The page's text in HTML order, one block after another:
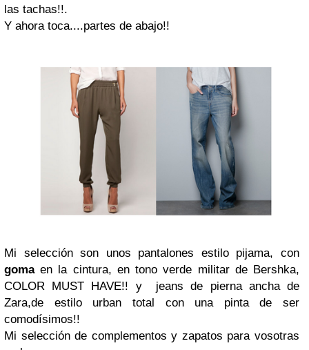
las tachas!!.
Y ahora toca....partes de abajo!!
Mi selección son unos pantalones estilo pijama, con
gomaen la cintura, en tono verde militar de Bershka,
COLOR MUST HAVE!! y jeans de pierna ancha de
Zara,de estilo urban total con una pinta de ser
comodísimos!!
Mi selección de complementos y zapatos para vosotras